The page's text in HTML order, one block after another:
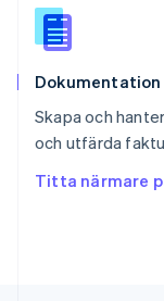
Skapa och
och utfärda
Titta närmare
Español
Storbritannien
Sverige
Thailand
ไทยEnglish
English